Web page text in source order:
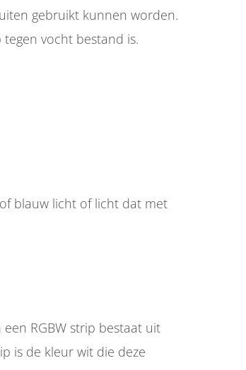
gebruikt kunnen worden.
vocht bestand is.
blauw licht of licht dat met
RGBW strip bestaat uit
is de kleur wit die deze